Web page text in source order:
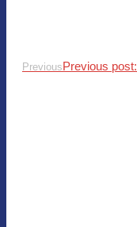
PreviousPrevious post: